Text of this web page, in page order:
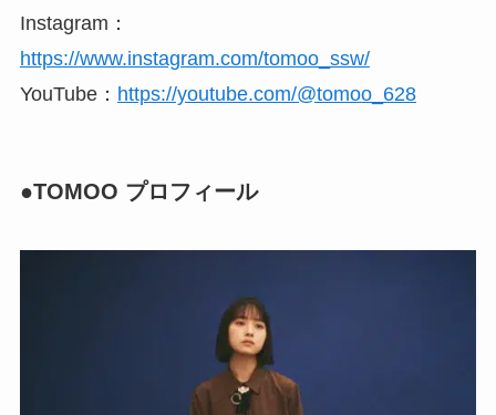
Instagram：
https://www.instagram.com/tomoo_ssw/
YouTube： https://youtube.com/@tomoo_628
●TOMOO プロフィール